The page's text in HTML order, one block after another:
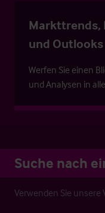
Markttrends,
und Outlooks
Werfen Sie einen
und Analysen in
Suche nach
Verwenden Sie